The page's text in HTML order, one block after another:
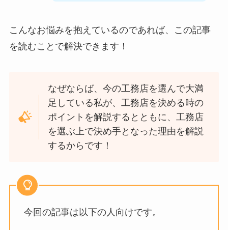
こんなお悩みを抱えているのであれば、この記事
を読むことで解決できます！
なぜならば、今の工務店を選んで大満
足している私が、工務店を決める時の
ポイントを解説するとともに、工務店
を選ぶ上で決め手となった理由を解説
するからです！
今回の記事は以下の人向けです。